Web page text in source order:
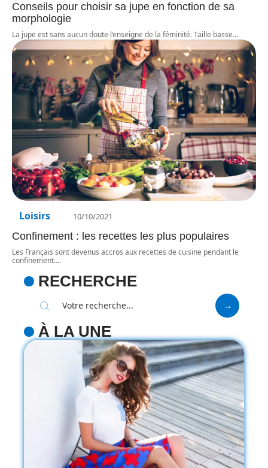
Conseils pour choisir sa jupe en fonction de sa
morphologie
La jupe est sans aucun doute l’enseigne de la féminité. Taille basse…
Loisirs 10/10/2021
Confinement : les recettes les plus populaires
Les Français sont devenus accros aux recettes de cuisine pendant le
confinement.…
RECHERCHE
À LA UNE